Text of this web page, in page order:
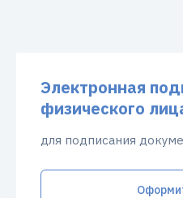
Электронная
физического
для подписания